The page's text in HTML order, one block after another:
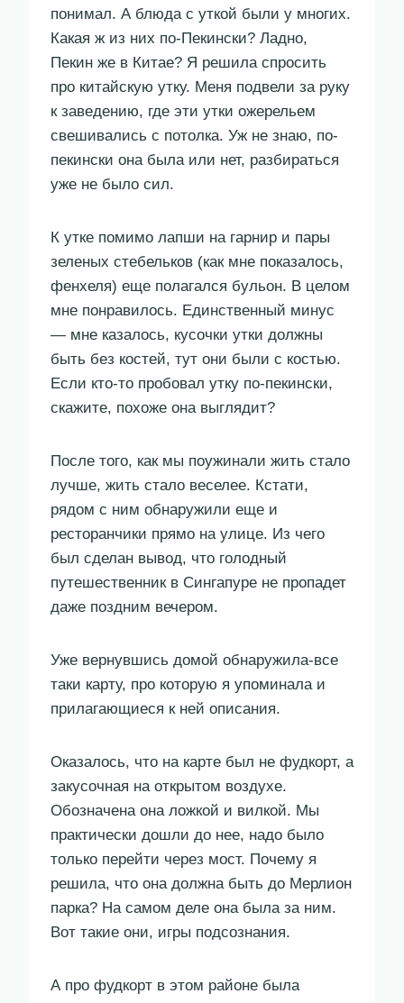
понимал. А блюда с уткой были у многих.
Какая ж из них по-Пекински? Ладно,
Пекин же в Китае? Я решила спросить
про китайскую утку. Меня подвели за руку
к заведению, где эти утки ожерельем
свешивались с потолка. Уж не знаю, по-
пекински она была или нет, разбираться
уже не было сил.
К утке помимо лапши на гарнир и пары
зеленых стебельков (как мне показалось,
фенхеля) еще полагался бульон. В целом
мне понравилось. Единственный минус
— мне казалось, кусочки утки должны
быть без костей, тут они были с костью.
Если кто-то пробовал утку по-пекински,
скажите, похоже она выглядит?
После того, как мы поужинали жить стало
лучше, жить стало веселее. Кстати,
рядом с ним обнаружили еще и
ресторанчики прямо на улице. Из чего
был сделан вывод, что голодный
путешественник в Сингапуре не пропадет
даже поздним вечером.
Уже вернувшись домой обнаружила-все
таки карту, про которую я упоминала и
прилагающиеся к ней описания.
Оказалось, что на карте был не фудкорт, а
закусочная на открытом воздухе.
Обозначена она ложкой и вилкой. Мы
практически дошли до нее, надо было
только перейти через мост. Почему я
решила, что она должна быть до Мерлион
парка? На самом деле она была за ним.
Вот такие они, игры подсознания.
А про фудкорт в этом районе была